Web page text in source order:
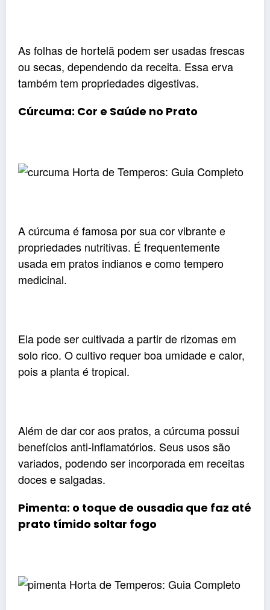
As folhas de hortelã podem ser usadas frescas
ou secas, dependendo da receita. Essa erva
também tem propriedades digestivas.
Cúrcuma: Cor e Saúde no Prato
A cúrcuma é famosa por sua cor vibrante e
propriedades nutritivas. É frequentemente
usada em pratos indianos e como tempero
medicinal.
Ela pode ser cultivada a partir de rizomas em
solo rico. O cultivo requer boa umidade e calor,
pois a planta é tropical.
Além de dar cor aos pratos, a cúrcuma possui
benefícios anti-inflamatórios. Seus usos são
variados, podendo ser incorporada em receitas
doces e salgadas.
Pimenta: o toque de ousadia que faz até
prato tímido soltar fogo